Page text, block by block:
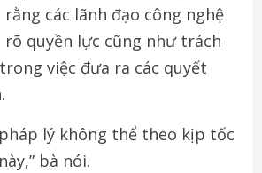
rằng các lãnh đạo công nghệ
rõ quyền lực cũng như trách
việc đưa ra các quyết
lý không thể theo kịp tốc
bà nói.